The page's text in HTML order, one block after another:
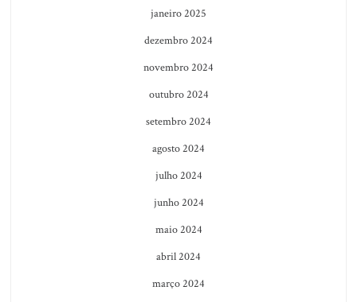
janeiro 2025
dezembro 2024
novembro 2024
outubro 2024
setembro 2024
agosto 2024
julho 2024
junho 2024
maio 2024
abril 2024
março 2024